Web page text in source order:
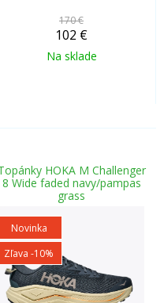
170 €
102 €
Na sklade
HOKA M Challenger
8 Wide faded navy/pampas
grass
Novinka
Zľava -10%